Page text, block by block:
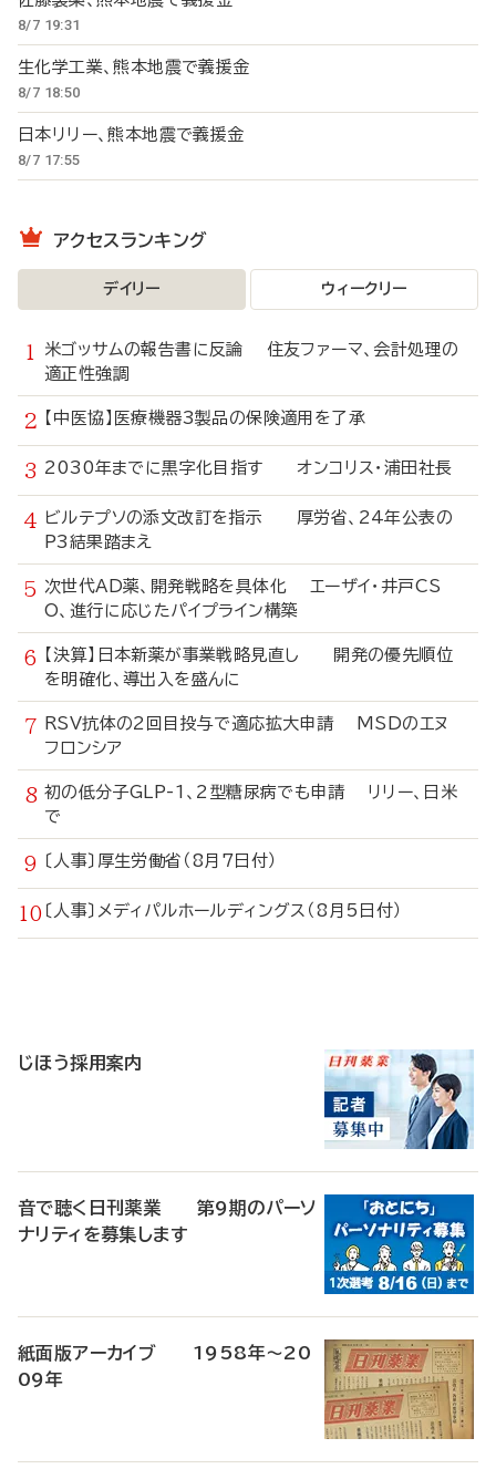
8/7 19:31
生化学工業、熊本地震で義援金
8/7 18:50
日本リリー、熊本地震で義援金
8/7 17:55
アクセスランキング
デイリー ウィークリー
米ゴッサムの報告書に反論 住友ファーマ、会計処理の
適正性強調
【中医協】医療機器3製品の保険適用を了承
2030年までに黒字化目指す オンコリス・浦田社長
ビルテプソの添文改訂を指示 厚労省、24年公表の
P3結果踏まえ
次世代AD薬、開発戦略を具体化 エーザイ・井戸CS
O、進行に応じたパイプライン構築
【決算】日本新薬が事業戦略見直し 開発の優先順位
を明確化、導出入を盛んに
RSV抗体の2回目投与で適応拡大申請 MSDのエヌ
フロンシア
初の低分子GLP-1、2型糖尿病でも申請 リリー、日米
で
〔人事〕厚生労働省（8月7日付）
〔人事〕メディパルホールディングス（8月5日付）
じほう採用案内
音で聴く日刊薬業 第9期のパーソ
ナリティを募集します
紙面版アーカイブ 1958年～20
09年